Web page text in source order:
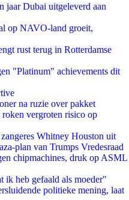
jaar Dubai uitgeleverd aan
op NAVO-land groeit,
rust terug in Rotterdamse
"Platinum" achievements dit
na ruzie over pakket
vergroten risico op
Whitney Houston uit
plan van Trumps Vredesraad
chipmachines, druk op ASML
ik heb gefaald als moeder"
politieke mening, laat